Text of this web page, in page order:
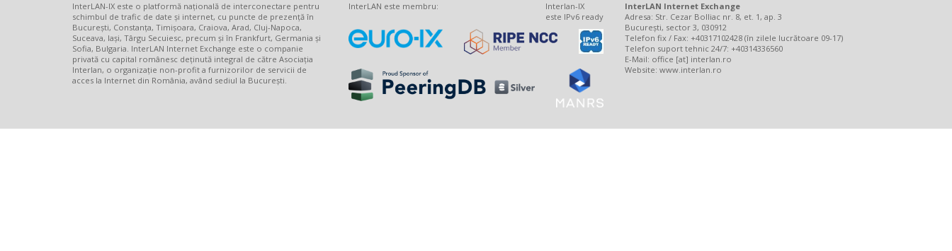
InterLAN-IX este o platformă națională de interconectare pentru
schimbul de trafic de date și internet, cu puncte de prezență în
București, Constanța, Timișoara, Craiova, Arad, Cluj-Napoca,
Suceava, Iași, Târgu Secuiesc, precum și în Frankfurt, Germania și
Sofia, Bulgaria. InterLAN Internet Exchange este o companie
privată cu capital românesc deținută integral de către Asociația
Interlan, o organizație non-profit a furnizorilor de servicii de
acces la Internet din România, având sediul la București.
InterLAN este membru:
Interlan-IX
este IPv6 ready
InterLAN Internet Exchange
Adresa: Str. Cezar Bolliac nr. 8, et. 1, ap. 3
București, sector 3, 030912
Telefon fix / Fax: +40317102428 (în zilele lucrătoare 09-17)
Telefon suport tehnic 24/7: +40314336560
E-Mail: office [at] interlan.ro
Website: www.interlan.ro